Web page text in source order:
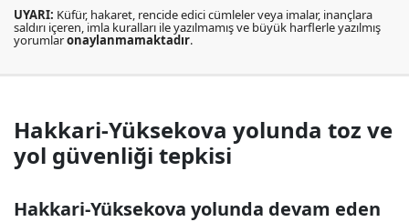
UYARI: Küfür, hakaret, rencide edici cümleler veya imalar, inançlara
saldırı içeren, imla kuralları ile yazılmamış ve büyük harflerle yazılmış
yorumlaronaylanmamaktadır.
Hakkari-Yüksekova yolunda toz ve
yol güvenliği tepkisi
Hakkari-Yüksekova yolunda devam eden